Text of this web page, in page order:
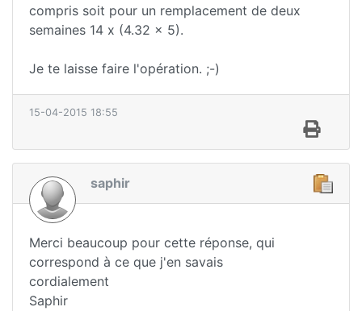
compris soit pour un remplacement de deux
semaines 14 x (4.32 x 5).
Je te laisse faire l'opération. ;-)
15-04-2015 18:55
saphir
Merci beaucoup pour cette réponse, qui
correspond à ce que j'en savais
cordialement
Saphir